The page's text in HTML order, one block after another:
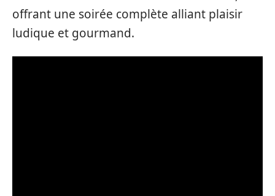
offrant une soirée complète alliant plaisir
ludique et gourmand.